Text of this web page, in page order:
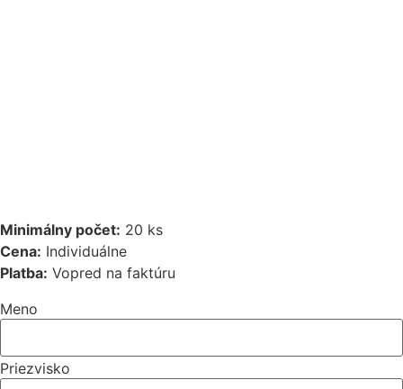
Minimálny počet: 20 ks
Cena: Individuálne
Platba: Vopred na faktúru
Meno
Priezvisko